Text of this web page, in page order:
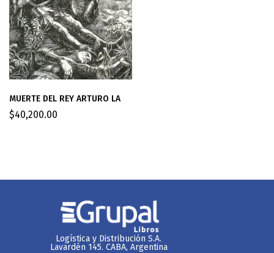
MUERTE DEL REY ARTURO LA
$40,200.00
Logística y Distribución S.A.
Lavardén 145. CABA, Argentina